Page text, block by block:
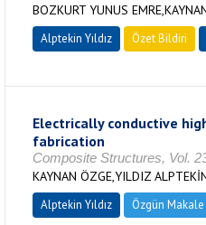
BOZKURT YUNUS
Alptekin Yıldız Özet Bildiri
Electrically conductive
fabrication
Composite Structures, Vol.
KAYNAN ÖZGE,YILDIZ
Alptekin Yıldız Özgün Makale